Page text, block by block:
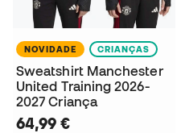
NOVIDADE CRIANÇAS
Sweatshirt Manchester
United Training 2026-
2027 Criança
64,99 €